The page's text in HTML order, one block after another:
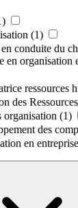
(1)
conduite du
en organisation
ressources
des
organisation (1)
des
en entreprise